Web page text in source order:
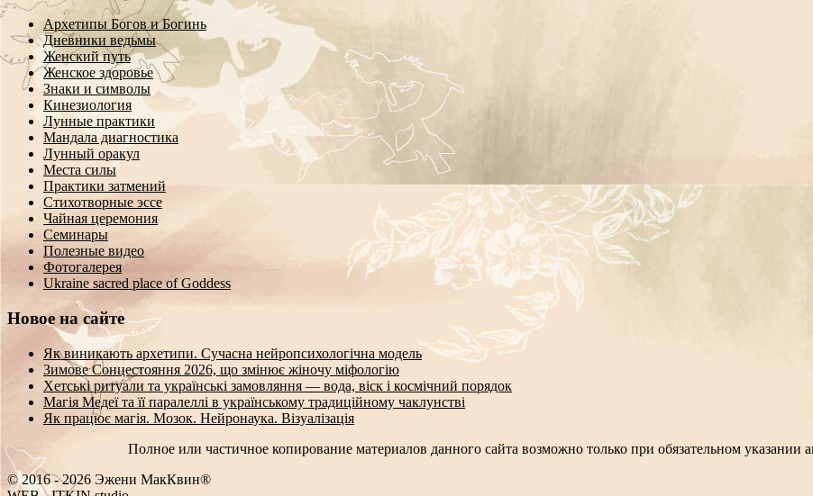
Архетипы Богов и Богинь
Дневники ведьмы
Женский путь
Женское здоровье
Знаки и символы
Кинезиология
Лунные практики
Мандала диагностика
Лунный оракул
Места силы
Практики затмений
Стихотворные эссе
Чайная церемония
Семинары
Полезные видео
Фотогалерея
Ukraine sacred place of Goddess
Новое на сайте
Як виникають архетипи. Сучасна нейропсихологічна модель
Зимове Сонцестояння 2026, що змінює жіночу міфологію
Хетські ритуали та українські замовляння — вода, віск і космічний порядок
Магія Медеї та її паралеллі в українському традиційному чаклунстві
Як працює магія. Мозок. Нейронаука. Візуалізація
Полное или частичное копирование материалов данного сайта возможно только при обязательном указании
© 2016 - 2026 Эжени МакКвин®